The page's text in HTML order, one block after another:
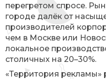
перегретом спросе.
городе далёк от
производителей
чем в Москве или
локальное
столичных на 20–30%.
«Территория рекламы»